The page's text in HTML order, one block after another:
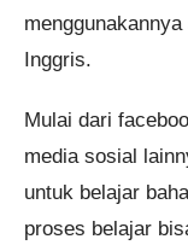
Inggris.
Mulai dari
media sosial
untuk belajar
proses belajar